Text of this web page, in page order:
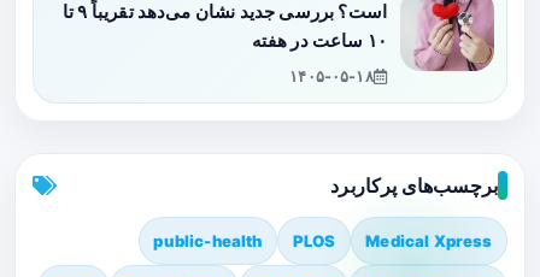
است؟ بررسی جدید نشان می‌دهد تقریباً ۹ تا
۱۰ ساعت در هفته
۱۴۰۵-۰۵-۱۸
برچسب‌های پرکاربرد
Medical Xpress
PLOS
public-health